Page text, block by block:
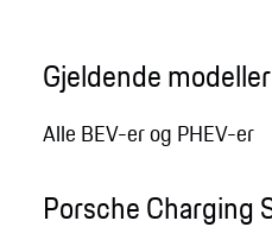
Gjeldende modeller
Alle BEV-er og PHEV-er
Porsche Charging